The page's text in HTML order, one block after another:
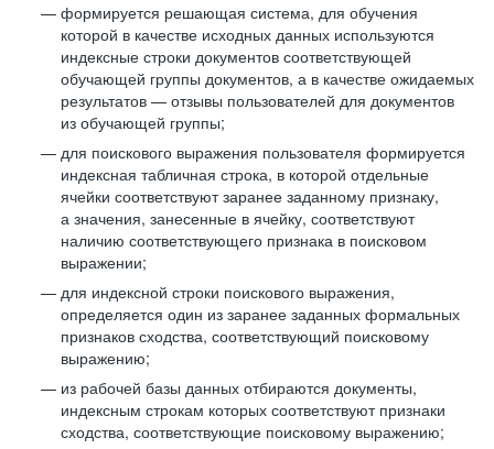
формируется решающая система, для обучения
которой в качестве исходных данных используются
индексные строки документов соответствующей
обучающей группы документов, а в качестве ожидаемых
результатов — отзывы пользователей для документов
из обучающей группы;
для поискового выражения пользователя формируется
индексная табличная строка, в которой отдельные
ячейки соответствуют заранее заданному признаку,
а значения, занесенные в ячейку, соответствуют
наличию соответствующего признака в поисковом
выражении;
для индексной строки поискового выражения,
определяется один из заранее заданных формальных
признаков сходства, соответствующий поисковому
выражению;
из рабочей базы данных отбираются документы,
индексным строкам которых соответствуют признаки
сходства, соответствующие поисковому выражению;